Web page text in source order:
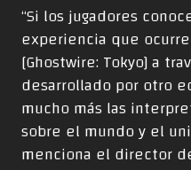
“Si los jugadores
experiencia que
[Ghostwire: Tokyo] a
desarrollado por otro
mucho más las
sobre el mundo y el
menciona el director